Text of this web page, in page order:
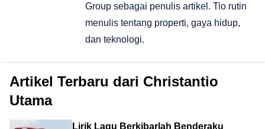
Group sebagai penulis artikel. Tio rutin
menulis tentang properti, gaya hidup,
dan teknologi.
Artikel Terbaru dari Christantio
Utama
Lirik Lagu Berkibarlah Benderaku